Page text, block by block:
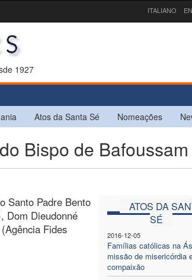
ITALIANO
1927
Atos da Santa Sé Nomeações
Bispo de Bafoussam
ATOS DA
SÉ
2016-12-05
Famílias católicas na
missão de misericórdia
compaixão
Santo Padre Bento
Dom Dieudonné
Fides